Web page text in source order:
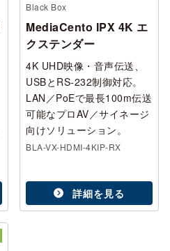
Black Box
MediaCento IPX 4K エ
クステンダー
4K UHD映像・音声伝送、
USBとRS-232制御対応。
LAN／PoEで最長100m伝送
可能なプロAV／サイネージ
向けソリューション。
BLA-VX-HDMI-4KIP-RX
詳細を見る